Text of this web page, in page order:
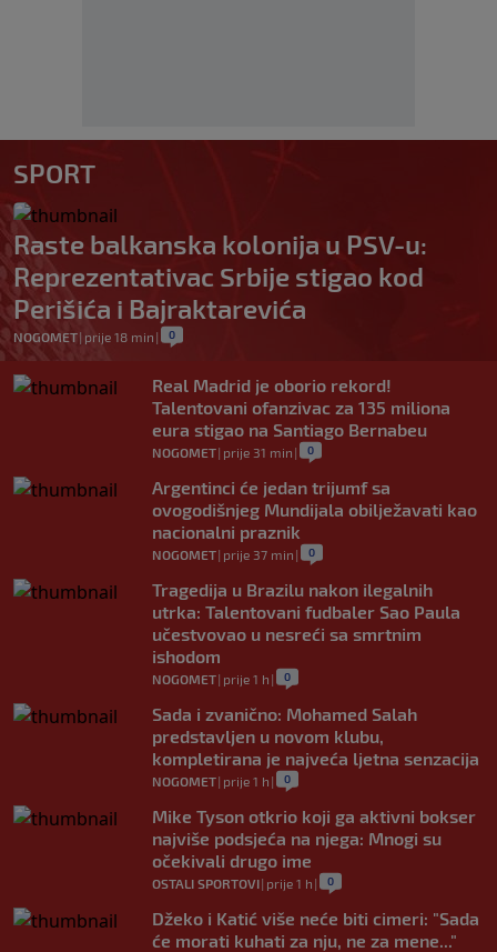
SPORT
Raste balkanska kolonija u PSV-u:
Reprezentativac Srbije stigao kod
Perišića i Bajraktarevića
NOGOMET| prije 18 min | 0
Real Madrid je oborio rekord!
Talentovani ofanzivac za 135 miliona
eura stigao na Santiago Bernabeu
NOGOMET| prije 31 min | 0
Argentinci će jedan trijumf sa
ovogodišnjeg Mundijala obilježavati kao
nacionalni praznik
NOGOMET| prije 37 min | 0
Tragedija u Brazilu nakon ilegalnih
utrka: Talentovani fudbaler Sao Paula
učestvovao u nesreći sa smrtnim
ishodom
NOGOMET| prije 1 h | 0
Sada i zvanično: Mohamed Salah
predstavljen u novom klubu,
kompletirana je najveća ljetna senzacija
NOGOMET| prije 1 h | 0
Mike Tyson otkrio koji ga aktivni bokser
najviše podsjeća na njega: Mnogi su
očekivali drugo ime
OSTALI SPORTOVI| prije 1 h | 0
Džeko i Katić više neće biti cimeri: "Sada
će morati kuhati za nju, ne za mene..."